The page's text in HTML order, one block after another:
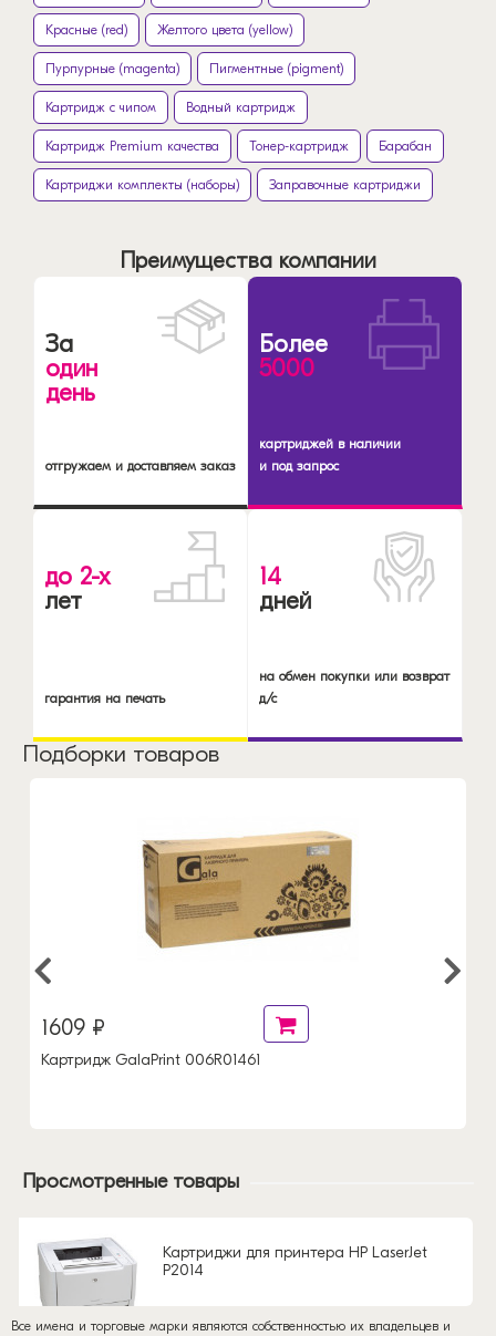
Красные (red) Желтого цвета (yellow)
Пурпурные (magenta) Пигментные (pigment)
Картридж с чипом Водный картридж
Картридж Premium качества Тонер-картридж Барабан
Картриджи комплекты (наборы) Заправочные картриджи
Преимущества компании
За
один
день
отгружаем и доставляем заказ
Более
5000
картриджей в наличии
и под запрос
до 2-х
лет
гарантия на печать
14
дней
на обмен покупки или возврат
д/с
Подборки товаров
1609 ₽
Картридж GalaPrint 006R01461
Просмотренные товары
Картриджи для принтера HP LaserJet
P2014
Все имена и торговые марки являются собственностью их владельцев и